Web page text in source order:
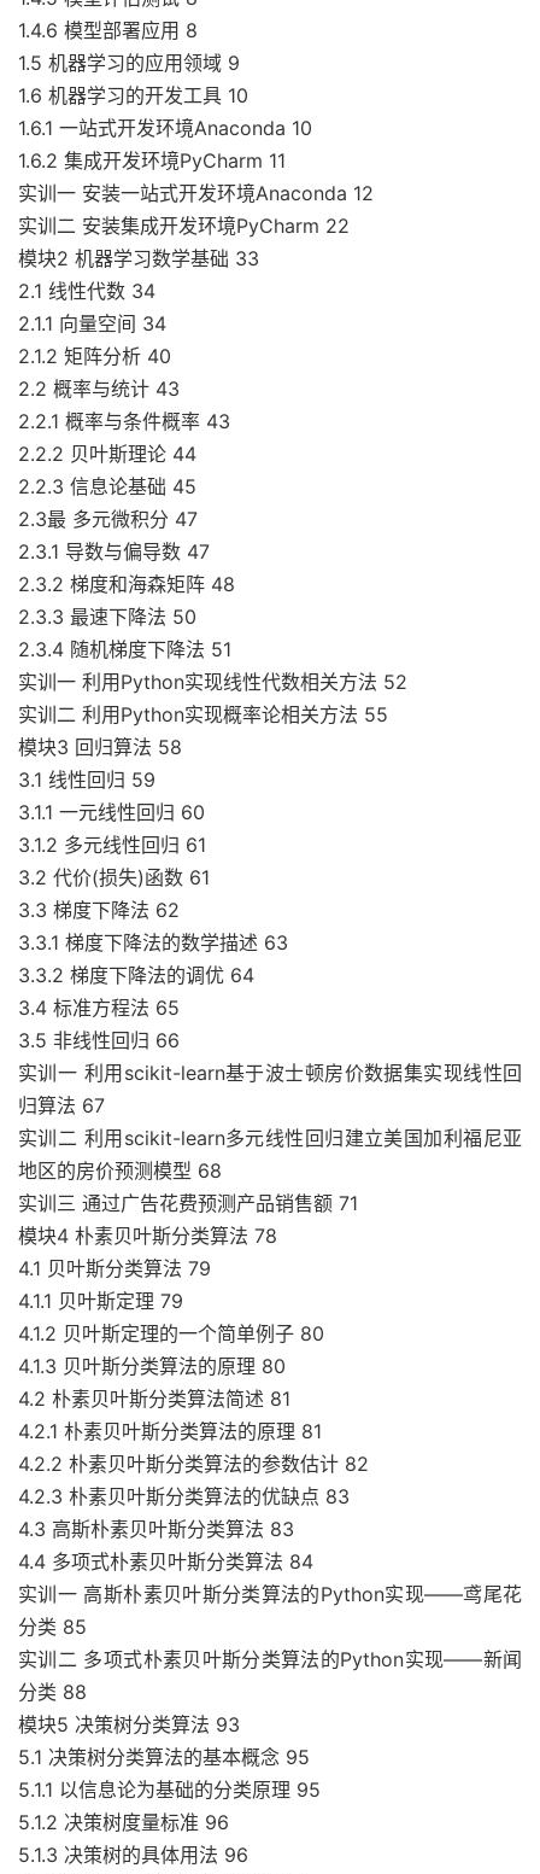
1.4.6 模型部署应用 8
1.5 机器学习的应用领域 9
1.6 机器学习的开发工具 10
1.6.1 一站式开发环境Anaconda 10
1.6.2 集成开发环境PyCharm 11
实训一 安装一站式开发环境Anaconda 12
实训二 安装集成开发环境PyCharm 22
模块2 机器学习数学基础 33
2.1 线性代数 34
2.1.1 向量空间 34
2.1.2 矩阵分析 40
2.2 概率与统计 43
2.2.1 概率与条件概率 43
2.2.2 贝叶斯理论 44
2.2.3 信息论基础 45
2.3最 多元微积分 47
2.3.1 导数与偏导数 47
2.3.2 梯度和海森矩阵 48
2.3.3 最速下降法 50
2.3.4 随机梯度下降法 51
实训一 利用Python实现线性代数相关方法 52
实训二 利用Python实现概率论相关方法 55
模块3 回归算法 58
3.1 线性回归 59
3.1.1 一元线性回归 60
3.1.2 多元线性回归 61
3.2 代价(损失)函数 61
3.3 梯度下降法 62
3.3.1 梯度下降法的数学描述 63
3.3.2 梯度下降法的调优 64
3.4 标准方程法 65
3.5 非线性回归 66
实训一 利用scikit-learn基于波士顿房价数据集实现线性回
归算法 67
实训二 利用scikit-learn多元线性回归建立美国加利福尼亚
地区的房价预测模型 68
实训三 通过广告花费预测产品销售额 71
模块4 朴素贝叶斯分类算法 78
4.1 贝叶斯分类算法 79
4.1.1 贝叶斯定理 79
4.1.2 贝叶斯定理的一个简单例子 80
4.1.3 贝叶斯分类算法的原理 80
4.2 朴素贝叶斯分类算法简述 81
4.2.1 朴素贝叶斯分类算法的原理 81
4.2.2 朴素贝叶斯分类算法的参数估计 82
4.2.3 朴素贝叶斯分类算法的优缺点 83
4.3 高斯朴素贝叶斯分类算法 83
4.4 多项式朴素贝叶斯分类算法 84
实训一 高斯朴素贝叶斯分类算法的Python实现——鸢尾花
分类 85
实训二 多项式朴素贝叶斯分类算法的Python实现——新闻
分类 88
模块5 决策树分类算法 93
5.1 决策树分类算法的基本概念 95
5.1.1 以信息论为基础的分类原理 95
5.1.2 决策树度量标准 96
5.1.3 决策树的具体用法 96